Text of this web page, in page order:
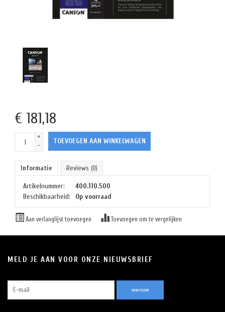
€ 181,18
+
-
TOEVOEGEN AAN WINKELWAGEN
Informatie Reviews (0)
Artikelnummer:
400.110.500
Beschikbaarheid:
Op voorraad
Aan verlanglijst toevoegen Toevoegen om te vergelijken
MELD JE AAN VOOR ONZE NIEUWSBRIEF
VERSTUUR